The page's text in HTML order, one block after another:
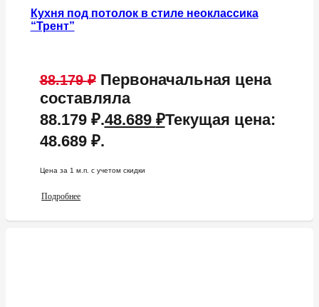
Кухня под потолок в стиле неоклассика
“Трент”
88.179₽ Первоначальная цена
составляла
88.179 ₽.48.689 ₽Текущая цена:
48.689 ₽.
Цена за 1 м.п. c учетом скидки
Подробнее